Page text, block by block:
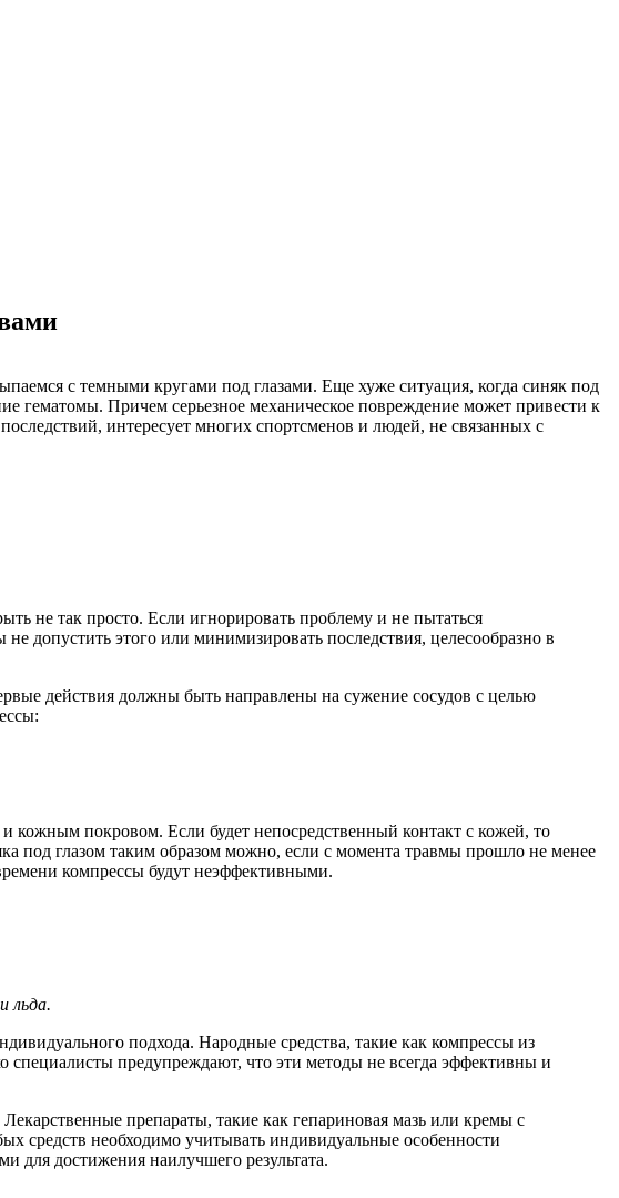
с темными кругами под глазами. Еще хуже ситуация, когда синяк под
гематомы. Причем серьезное механическое повреждение может привести к
интересует многих спортсменов и людей, не связанных с
не так просто. Если игнорировать проблему и не пытаться
допустить этого или минимизировать последствия, целесообразно в
действия должны быть направлены на сужение сосудов с целью
покровом. Если будет непосредственный контакт с кожей, то
под глазом таким образом можно, если с момента травмы прошло не менее
компрессы будут неэффективными.
льда.
подхода. Народные средства, такие как компрессы из
специалисты предупреждают, что эти методы не всегда эффективны и
препараты, такие как гепариновая мазь или кремы с
средств необходимо учитывать индивидуальные особенности
для достижения наилучшего результата.